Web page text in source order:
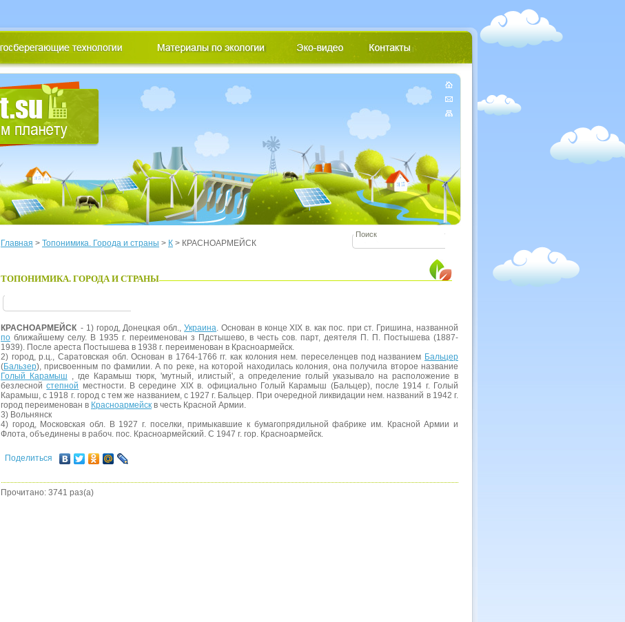
Главная > Топонимика. Города и страны > К > КРАСНОАРМЕЙСК
ТОПОНИМИКА. ГОРОДА И СТРАНЫ
КРАСНОАРМЕЙСК - 1) город, Донецкая обл.,Украина. Основан в конце XIX в. как пос. при ст. Гришина, названной
по ближайшему селу. В 1935 г. переименован з Пдстышево, в честь сов. парт, деятеля П. П. Постышева (1887-
1939). После ареста Постышева в 1938 г. переименован в Красноармейск.
2) город, р.ц., Саратовская обл. Основан в 1764-1766 гг. как колония нем. переселенцев под названием Бальцер
(Бальзер), присвоенным по фамилии. А по реке, на которой находилась колония, она получила второе название
Голый Карамыш , где Карамыш тюрк, 'мутный, илистый', а определение голый указывало на расположение в
безлеснойстепной местности. В середине XIX в. официально Голый Карамыш (Бальцер), после 1914 г. Голый
Карамыш, с 1918 г. город с тем же названием, с 1927 г. Бальцер. При очередной ликвидации нем. названий в 1942 г.
город переименован в Красноармейск в честь Красной Армии.
3) Вольнянск
4) город, Московская обл. В 1927 г. поселки, примыкавшие к бумагопрядильной фабрике им. Красной Армии и
Флота, объединены в рабоч. пос. Красноармейский. С 1947 г. гор. Красноармейск.
Поделиться
Прочитано: 3741 раз(а)